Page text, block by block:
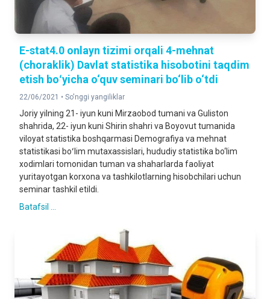
E-stat4.0 onlayn tizimi orqali 4-mehnat
(choraklik) Davlat statistika hisobotini taqdim
etish boʻyicha o‘quv seminari bo‘lib o‘tdi
22/06/2021 • So'nggi yangiliklar
Joriy yilning 21- iyun kuni Mirzaobod tumani va Guliston
shahrida, 22- iyun kuni Shirin shahri va Boyovut tumanida
viloyat statistika boshqarmasi Demografiya va mehnat
statistikasi boʻlim mutaxassislari, hududiy statistika bo‘lim
xodimlari tomonidan tuman va shaharlarda faoliyat
yuritayotgan korxona va tashkilotlarning hisobchilari uchun
seminar tashkil etildi.
Batafsil ...